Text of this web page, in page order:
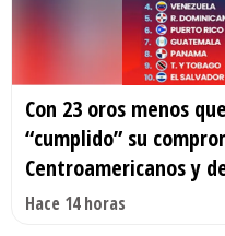
Con 23 oros menos
“cumplido” su
Centroamericanos y
Hace 14 horas